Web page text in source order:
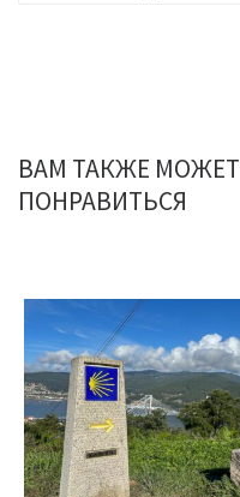
ВАМ ТАКЖЕ МОЖЕТ
ПОНРАВИТЬСЯ